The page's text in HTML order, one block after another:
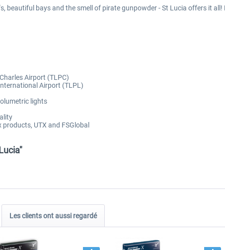
beautiful bays and the smell of pirate gunpowder - St Lucia offers it
Airport (TLPC)
Airport (TLPL)
lights
UTX and FSGlobal
Les clients ont aussi regardé